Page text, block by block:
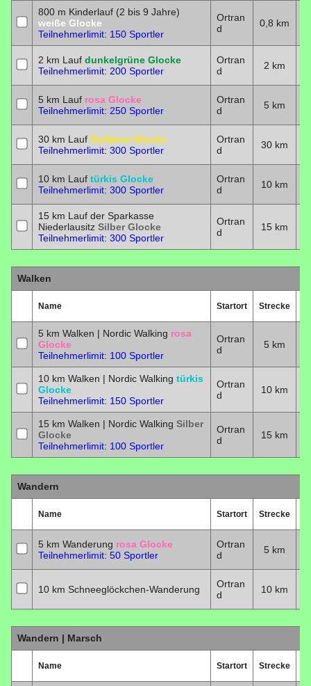
800 m Kinderlauf (2 bis 9 Jahre)
weiße Glocke
Teilnehmerlimit: 150 Sportler
Ortran
d
0,8 km
2 km Lauf dunkelgrüne Glocke
Teilnehmerlimit: 200 Sportler
Ortran
d
2 km
5 km Lauf rosa Glocke
Teilnehmerlimit: 250 Sportler
Ortran
d
5 km
30 km Lauf Goldene Glocke
Teilnehmerlimit: 300 Sportler
Ortran
d
30 km
10 km Lauf türkis Glocke
Teilnehmerlimit: 300 Sportler
Ortran
d
10 km
15 km Lauf der Sparkasse
Niederlausitz Silber Glocke
Teilnehmerlimit: 300 Sportler
Ortran
d
15 km
Walken
Name Startort Strecke
5 km Walken | Nordic Walking rosa
Glocke
Teilnehmerlimit: 100 Sportler
Ortran
d
5 km
10 km Walken | Nordic Walking türkis
Glocke
Teilnehmerlimit: 150 Sportler
Ortran
d
10 km
15 km Walken | Nordic Walking Silber
Glocke
Teilnehmerlimit: 100 Sportler
Ortran
d
15 km
Wandern
Name Startort Strecke
5 km Wanderung rosa Glocke
Teilnehmerlimit: 50 Sportler
Ortran
d
5 km
10 km Schneeglöckchen-Wanderung
Ortran
d
10 km
Wandern | Marsch
Name Startort Strecke